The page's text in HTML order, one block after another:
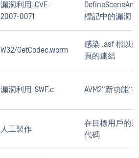
漏洞利用-CVE-
2007-0071
標記中的漏洞
W32/GetCodec.worm
感染 .asf 檔以
頁的連結
漏洞利用-SWF.c AVM2“新功能”
人工製作
在目標用戶的
代碼